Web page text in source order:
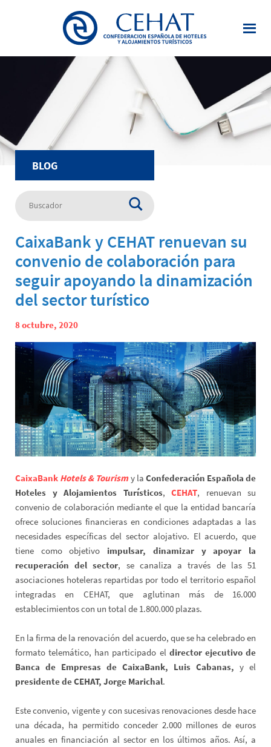
BLOG
CaixaBank y CEHAT renuevan su
convenio de colaboración para
seguir apoyando la dinamización
del sector turístico
8 octubre, 2020
CaixaBank Hotels & Tourismy la Confederación Española de
Hoteles y Alojamientos Turísticos, CEHAT, renuevan su
convenio de colaboración mediante el que la entidad bancaría
ofrece soluciones financieras en condiciones adaptadas a las
necesidades específicas del sector alojativo. El acuerdo, que
tiene como objetivo impulsar, dinamizar y apoyar la
recuperación del sector, se canaliza a través de las 51
asociaciones hoteleras repartidas por todo el territorio español
integradas en CEHAT, que aglutinan más de 16.000
establecimientos con un total de 1.800.000 plazas.
En la firma de la renovación del acuerdo, que se ha celebrado en
formato telemático, han participado el director ejecutivo de
Banca de Empresas de CaixaBank, Luis Cabanas, y el
presidente de CEHAT, Jorge Marichal.
Este convenio, vigente y con sucesivas renovaciones desde hace
una década, ha permitido conceder 2.000 millones de euros
anuales en financiación al sector en los últimos años. Así, a